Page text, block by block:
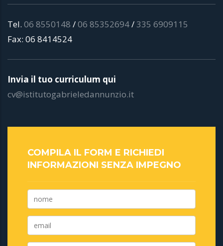
Tel. 06 8550148 /06 85352694/335 6909115
Fax: 06 8414524
Invia il tuo curriculum qui
cv@istitutogabrieledannunzio.it
COMPILA IL FORM E RICHIEDI
INFORMAZIONI SENZA IMPEGNO